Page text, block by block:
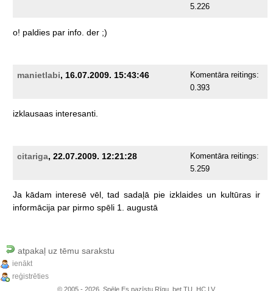
5.226
o! paldies par info. der ;)
manietlabi, 16.07.2009. 15:43:46
Komentāra reitings:
0.393
izklausaas interesanti.
citariga, 22.07.2009. 12:21:28
Komentāra reitings:
5.259
Ja kādam interesē vēl, tad sadaļā pie izklaides un kultūras ir
informācija par pirmo spēli 1. augustā
atpakaļ uz tēmu sarakstu
ienākt
reģistrēties
© 2005 - 2026, Spēle Es pazīstu Rīgu, bet TU, HC.LV.